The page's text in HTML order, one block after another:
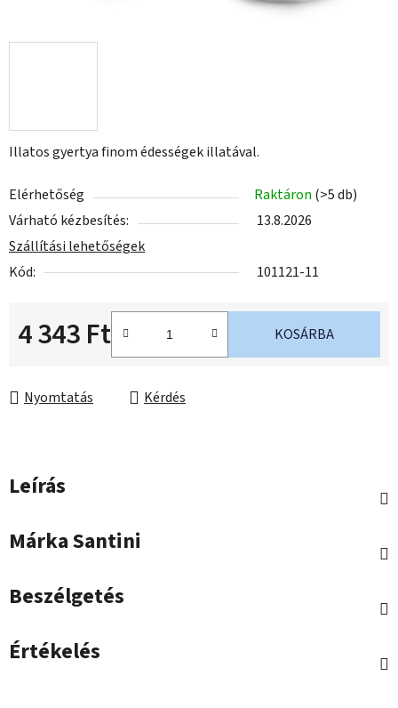
Illatos gyertya finom édességek illatával.
Elérhetőség Raktáron (>5 db)
Várható kézbesítés:
13.8.2026
Szállítási lehetőségek
Kód:
101121-11
4 343 Ft KOSÁRBA
Nyomtatás Kérdés
Leírás
MárkaSantini
Beszélgetés
Értékelés